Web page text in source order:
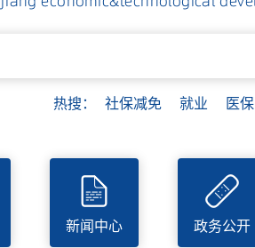
热搜： 社保减免 就业 医保
E
新闻中心
"
政务公开